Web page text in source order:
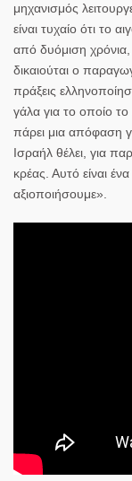
μηχανισμός
είναι τυχαίο ότι το
από δυόμιση χρόνια,
δικαιούται ο
πράξεις
γάλα για το οποίο
πάρει μια απόφαση
Ισραήλ θέλει, για
κρέας. Αυτό είναι
αξιοποιήσουμε».